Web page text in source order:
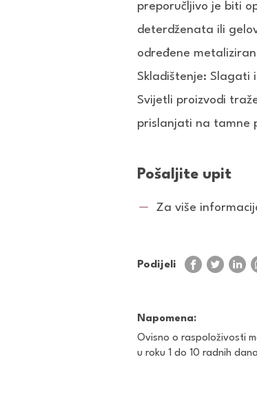
preporučljivo je biti
deterdženata ili
određene
Skladištenje: Slagati
Svijetli proizvodi
prislanjati na tamne
Pošaljite upit
Za više
Podijeli
Napomena:
Ovisno o raspoloživosti
u roku 1 do 10 radnih